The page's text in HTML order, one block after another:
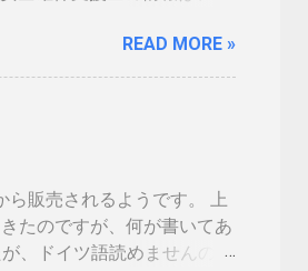
。（ゴールドとか運転免許
の話の流れで、マイナンバ
だけ加工しました。 ※登
意味がないです 裏 「登録
を決める事になるかと思い
分が上がりました。１枚の
くかなという気持ちになり
READ MORE »
ら販売されるようです。 上
たのですが、何が書いてあ
、ドイツ語読めませんので